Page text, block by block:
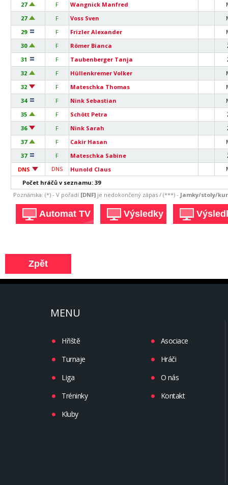
27
F Wangnick Manfred
27
F Voss Sven
29
F Frizler Alexander
30
F Römer Bianca
31
F Taubenberger Tanja
32
F Hüllenkremer Volker
32
F Mateschka Thomas
34
F Nink Sebastian
35
F Schött Petra
36
F Nink Sarah
37
F Cakir Hasan
37
F Mateschka Sabine
DNS
DNS Hunold Claus
Počet hráčů v seznamu: 39
Poznámka: (*) - V pořadí [DNF] je nedokončený zápas / (***) - Jamky/stoly/
MENU
Hřiště
Turnaje
Liga
Tréninky
Kluby
Asociace
Hráči
O nás
Kontakt